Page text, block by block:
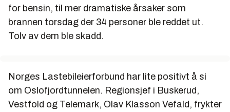
for bensin, til mer dramatiske årsaker som
brannen torsdag der 34 personer ble reddet ut.
Tolv av dem ble skadd.
Norges Lastebileierforbund har lite positivt å si
om Oslofjordtunnelen. Regionsjef i Buskerud,
Vestfold og Telemark, Olav Klasson Vefald, frykter